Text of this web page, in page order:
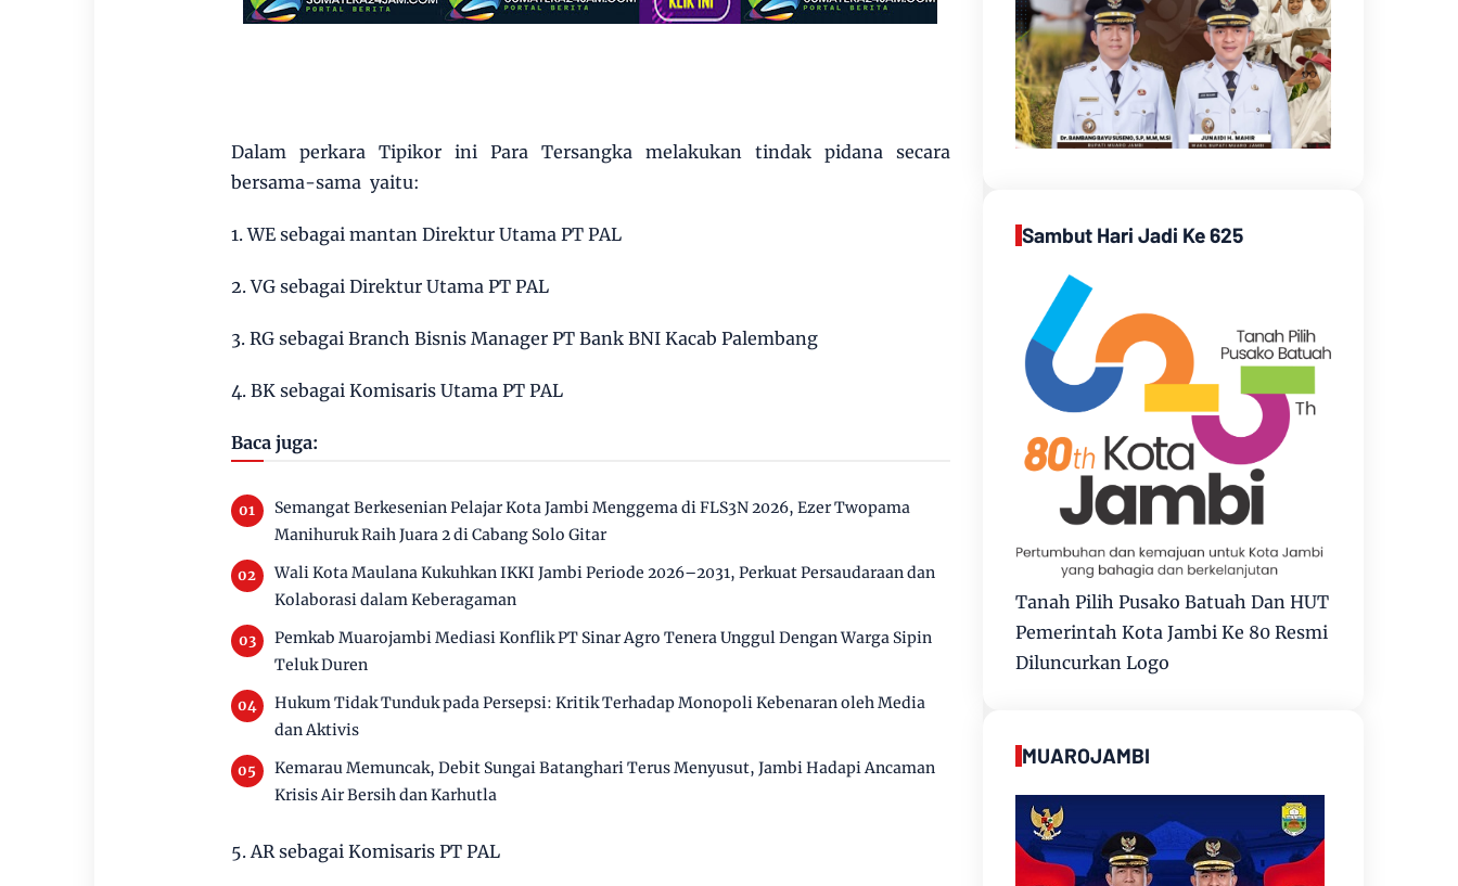
Dalam perkara Tipikor ini Para Tersangka melakukan tindak pidana secara
bersama-sama yaitu:
1. WE sebagai mantan Direktur Utama PT PAL
2. VG sebagai Direktur Utama PT PAL
3. RG sebagai Branch Bisnis Manager PT Bank BNI Kacab Palembang
4. BK sebagai Komisaris Utama PT PAL
Baca juga:
Semangat Berkesenian Pelajar Kota Jambi Menggema di FLS3N 2026, Ezer Twopama
Manihuruk Raih Juara 2 di Cabang Solo Gitar
Wali Kota Maulana Kukuhkan IKKI Jambi Periode 2026–2031, Perkuat Persaudaraan dan
Kolaborasi dalam Keberagaman
Pemkab Muarojambi Mediasi Konflik PT Sinar Agro Tenera Unggul Dengan Warga Sipin
Teluk Duren
Hukum Tidak Tunduk pada Persepsi: Kritik Terhadap Monopoli Kebenaran oleh Media
dan Aktivis
Kemarau Memuncak, Debit Sungai Batanghari Terus Menyusut, Jambi Hadapi Ancaman
Krisis Air Bersih dan Karhutla
5. AR sebagai Komisaris PT PAL
Sambut Hari Jadi Ke 625
Tanah Pilih Pusako Batuah Dan HUT
Pemerintah Kota Jambi Ke 80 Resmi
Diluncurkan Logo
MUAROJAMBI